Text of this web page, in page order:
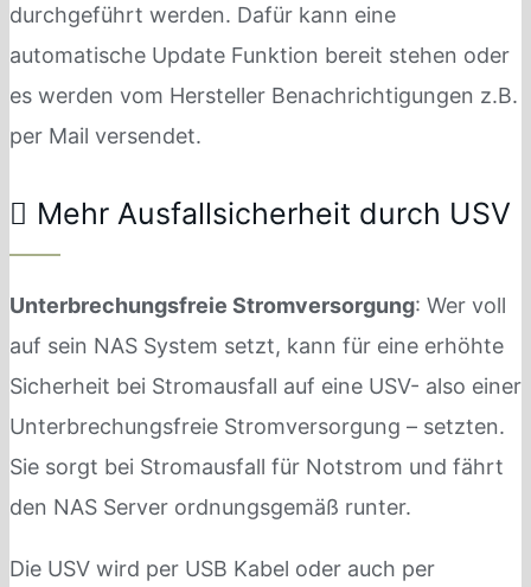
durchgeführt werden. Dafür kann eine
automatische Update Funktion bereit stehen oder
es werden vom Hersteller Benachrichtigungen z.B.
per Mail versendet.
Mehr Ausfallsicherheit durch USV
Unterbrechungsfreie Stromversorgung: Wer voll
auf sein NAS System setzt, kann für eine erhöhte
Sicherheit bei Stromausfall auf eine USV- also einer
Unterbrechungsfreie Stromversorgung – setzten.
Sie sorgt bei Stromausfall für Notstrom und fährt
den NAS Server ordnungsgemäß runter.
Die USV wird per USB Kabel oder auch per